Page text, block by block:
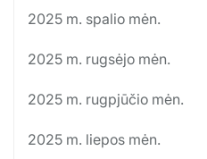
2025 m. spalio mėn.
2025 m. rugsėjo mėn.
2025 m. rugpjūčio mėn.
2025 m. liepos mėn.